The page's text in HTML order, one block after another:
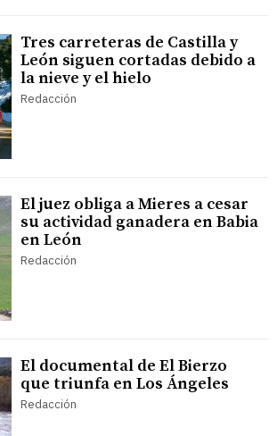
Tres carreteras de Castilla y
León siguen cortadas debido a
la nieve y el hielo
Redacción
El juez obliga a Mieres a cesar
su actividad ganadera en Babia
en León
Redacción
El documental de El Bierzo
que triunfa en Los Ángeles
Redacción